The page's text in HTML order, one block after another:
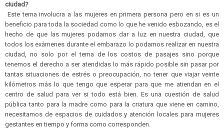
ciudad?
Este tema involucra a las mujeres en primera persona pero en si es un
beneficio para toda la sociedad como lo que he venido esbozando, es el
hecho de que las mujeres podamos dar a luz en nuestra ciudad, que
todos los exámenes durante el embarazo lo podamos realizar en nuestra
ciudad, no solo por el tema de los costos de pasajes sino porque
tenemos el derecho a ser atendidas lo más rápido posible sin pasar por
tantas situaciones de estrés o preocupación, no tener que viajar veinte
kilómetros más lo que tengo que esperar para que me atiendan en el
centro de salud para ver si todo está bien. Es una cuestión de salud
pública tanto para la madre como para la criatura que viene en camino,
necesitamos de espacios de cuidados y atención locales para mujeres
gestantes en tiempo y forma como corresponden.